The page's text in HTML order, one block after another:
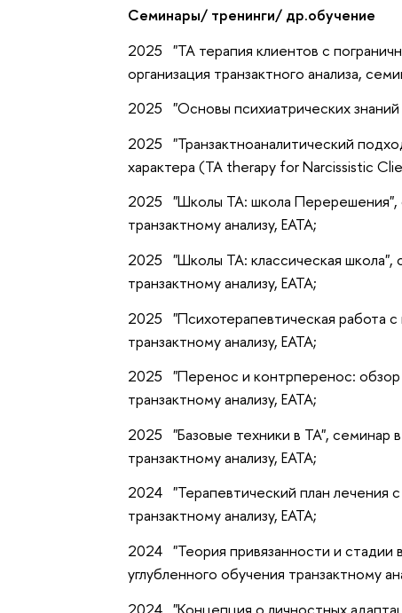
Семинары/ тренинги/ др.обучение
2025 "ТА терапия клиентов с
организация транзактного анализа,
2025 "Основы психиатрических
2025 "Транзактноаналитический
характера (TA therapy for Narcissistic
2025 "Школы ТА: школа Перерешения",
транзактному анализу, ЕАТА;
2025 "Школы ТА: классическая школа",
транзактному анализу, ЕАТА;
2025 "Психотерапевтическая работа с
транзактному анализу, ЕАТА;
2025 "Перенос и контрперенос: обзор
транзактному анализу, ЕАТА;
2025 "Базовые техники в ТА", семинар
транзактному анализу, ЕАТА;
2024 "Терапевтический план лечения
транзактному анализу, ЕАТА;
2024 "Теория привязанности и стадии
углубленного обучения транзактному
2024 "Концепция о личностных